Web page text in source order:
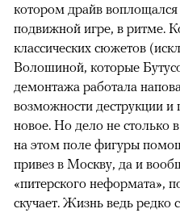
котором драйв
подвижной игре, в ритме.
классических сюжетов
Волошиной, которые
демонтажа работала
возможности деструкции и
новое. Но дело не столько
на этом поле фигуры
привез в Москву, да и
«питерского неформата»,
скучает. Жизнь ведь редко